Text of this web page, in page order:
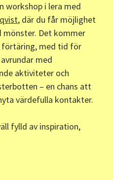
workshop i lera med
, där du får möjlighet
mönster. Det kommer
förtäring, med tid för
med
aktiviteter och
– en chans att
värdefulla kontakter.
fylld av inspiration,